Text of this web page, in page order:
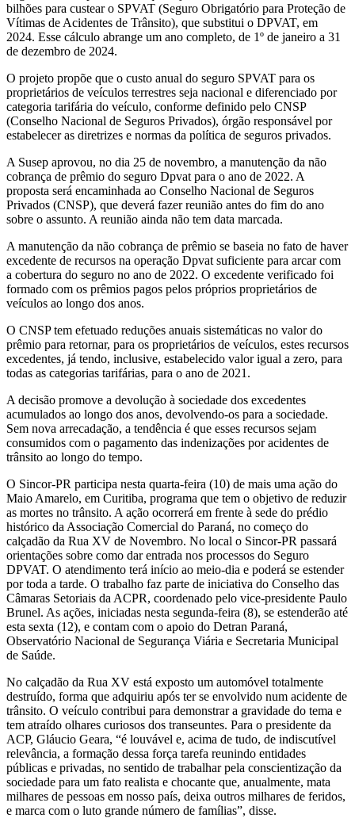
bilhões para custear o SPVAT (Seguro Obrigatório para Proteção de
Vítimas de Acidentes de Trânsito), que substitui o DPVAT, em
2024. Esse cálculo abrange um ano completo, de 1º de janeiro a 31
de dezembro de 2024.
O projeto propõe que o custo anual do seguro SPVAT para os
proprietários de veículos terrestres seja nacional e diferenciado por
categoria tarifária do veículo, conforme definido pelo CNSP
(Conselho Nacional de Seguros Privados), órgão responsável por
estabelecer as diretrizes e normas da política de seguros privados.
A Susep aprovou, no dia 25 de novembro, a manutenção da não
cobrança de prêmio do seguro Dpvat para o ano de 2022. A
proposta será encaminhada ao Conselho Nacional de Seguros
Privados (CNSP), que deverá fazer reunião antes do fim do ano
sobre o assunto. A reunião ainda não tem data marcada.
A manutenção da não cobrança de prêmio se baseia no fato de haver
excedente de recursos na operação Dpvat suficiente para arcar com
a cobertura do seguro no ano de 2022. O excedente verificado foi
formado com os prêmios pagos pelos próprios proprietários de
veículos ao longo dos anos.
O CNSP tem efetuado reduções anuais sistemáticas no valor do
prêmio para retornar, para os proprietários de veículos, estes recursos
excedentes, já tendo, inclusive, estabelecido valor igual a zero, para
todas as categorias tarifárias, para o ano de 2021.
A decisão promove a devolução à sociedade dos excedentes
acumulados ao longo dos anos, devolvendo-os para a sociedade.
Sem nova arrecadação, a tendência é que esses recursos sejam
consumidos com o pagamento das indenizações por acidentes de
trânsito ao longo do tempo.
O Sincor-PR participa nesta quarta-feira (10) de mais uma ação do
Maio Amarelo, em Curitiba, programa que tem o objetivo de reduzir
as mortes no trânsito. A ação ocorrerá em frente à sede do prédio
histórico da Associação Comercial do Paraná, no começo do
calçadão da Rua XV de Novembro. No local o Sincor-PR passará
orientações sobre como dar entrada nos processos do Seguro
DPVAT. O atendimento terá início ao meio-dia e poderá se estender
por toda a tarde. O trabalho faz parte de iniciativa do Conselho das
Câmaras Setoriais da ACPR, coordenado pelo vice-presidente Paulo
Brunel. As ações, iniciadas nesta segunda-feira (8), se estenderão até
esta sexta (12), e contam com o apoio do Detran Paraná,
Observatório Nacional de Segurança Viária e Secretaria Municipal
de Saúde.
No calçadão da Rua XV está exposto um automóvel totalmente
destruído, forma que adquiriu após ter se envolvido num acidente de
trânsito. O veículo contribui para demonstrar a gravidade do tema e
tem atraído olhares curiosos dos transeuntes. Para o presidente da
ACP, Gláucio Geara, “é louvável e, acima de tudo, de indiscutível
relevância, a formação dessa força tarefa reunindo entidades
públicas e privadas, no sentido de trabalhar pela conscientização da
sociedade para um fato realista e chocante que, anualmente, mata
milhares de pessoas em nosso país, deixa outros milhares de feridos,
e marca com o luto grande número de famílias”, disse.